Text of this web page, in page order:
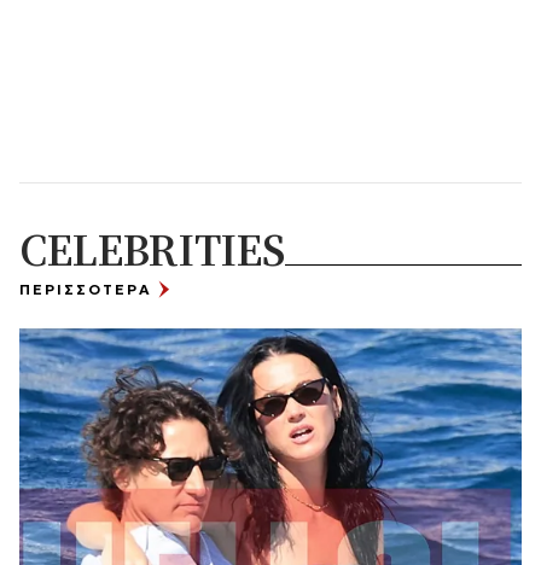
CELEBRITIES
ΠΕΡΙΣΣΟΤΕΡΑ